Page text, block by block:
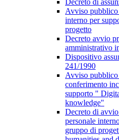
Decreto di
Avviso pubblico
interno per
progetto
Decreto avvio
amministrativo
Dispositivo
241/1990
Avviso
conferimento
supporto "
knowledge"
Decreto di
personale
gruppo di